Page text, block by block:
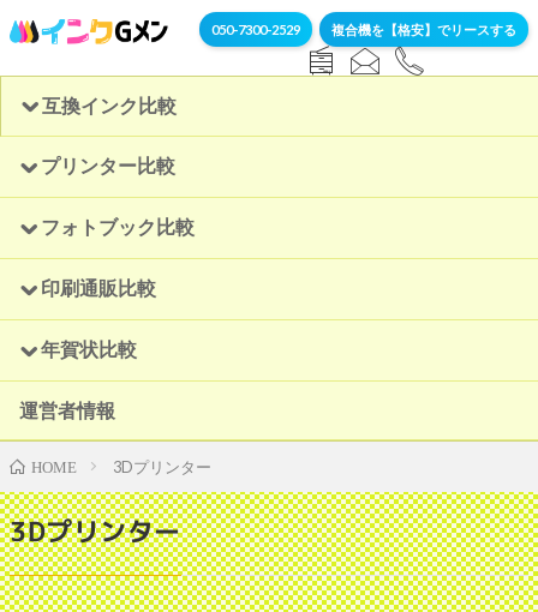
050-7300-2529 複合機を【格安】でリースする
互換インク比較
プリンター比較
フォトブック比較
印刷通販比較
年賀状比較
運営者情報
HOME 3Dプリンター
3Dプリンター